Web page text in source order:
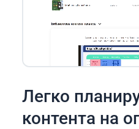
Легко
контента на